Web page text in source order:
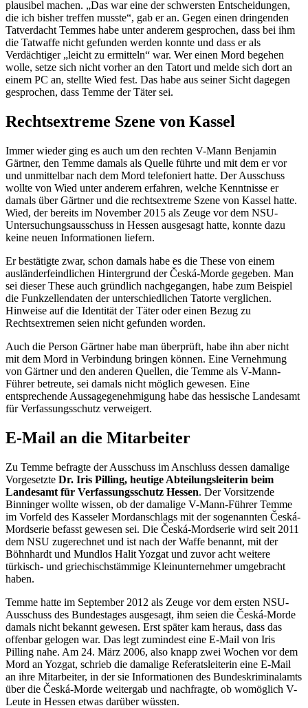
plausibel machen. „Das war eine der schwersten Entscheidungen,
die ich bisher treffen musste“, gab er an. Gegen einen dringenden
Tatverdacht Temmes habe unter anderem gesprochen, dass bei ihm
die Tatwaffe nicht gefunden werden konnte und dass er als
Verdächtiger „leicht zu ermitteln“ war. Wer einen Mord begehen
wolle, setze sich nicht vorher an den Tatort und melde sich dort an
einem PC an, stellte Wied fest. Das habe aus seiner Sicht dagegen
gesprochen, dass Temme der Täter sei.
Rechtsextreme Szene von Kassel
Immer wieder ging es auch um den rechten V-Mann Benjamin
Gärtner, den Temme damals als Quelle führte und mit dem er vor
und unmittelbar nach dem Mord telefoniert hatte. Der Ausschuss
wollte von Wied unter anderem erfahren, welche Kenntnisse er
damals über Gärtner und die rechtsextreme Szene von Kassel hatte.
Wied, der bereits im November 2015 als Zeuge vor dem NSU-
Untersuchungsausschuss in Hessen ausgesagt hatte, konnte dazu
keine neuen Informationen liefern.
Er bestätigte zwar, schon damals habe es die These von einem
ausländerfeindlichen Hintergrund der Česká-Morde gegeben. Man
sei dieser These auch gründlich nachgegangen, habe zum Beispiel
die Funkzellendaten der unterschiedlichen Tatorte verglichen.
Hinweise auf die Identität der Täter oder einen Bezug zu
Rechtsextremen seien nicht gefunden worden.
Auch die Person Gärtner habe man überprüft, habe ihn aber nicht
mit dem Mord in Verbindung bringen können. Eine Vernehmung
von Gärtner und den anderen Quellen, die Temme als V-Mann-
Führer betreute, sei damals nicht möglich gewesen. Eine
entsprechende Aussagegenehmigung habe das hessische Landesamt
für Verfassungsschutz verweigert.
E-Mail an die Mitarbeiter
Zu Temme befragte der Ausschuss im Anschluss dessen damalige
Vorgesetzte Dr. Iris Pilling, heutige Abteilungsleiterin beim
Landesamt für Verfassungsschutz Hessen. Der Vorsitzende
Binninger wollte wissen, ob der damalige V-Mann-Führer Temme
im Vorfeld des Kasseler Mordanschlags mit der sogenannten Česká-
Mordserie befasst gewesen sei. Die Česká-Mordserie wird seit 2011
dem NSU zugerechnet und ist nach der Waffe benannt, mit der
Böhnhardt und Mundlos Halit Yozgat und zuvor acht weitere
türkisch- und griechischstämmige Kleinunternehmer umgebracht
haben.
Temme hatte im September 2012 als Zeuge vor dem ersten NSU-
Ausschuss des Bundestages ausgesagt, ihm seien die Česká-Morde
damals nicht bekannt gewesen. Erst später kam heraus, dass das
offenbar gelogen war. Das legt zumindest eine E-Mail von Iris
Pilling nahe. Am 24. März 2006, also knapp zwei Wochen vor dem
Mord an Yozgat, schrieb die damalige Referatsleiterin eine E-Mail
an ihre Mitarbeiter, in der sie Informationen des Bundeskriminalamts
über die Česká-Morde weitergab und nachfragte, ob womöglich V-
Leute in Hessen etwas darüber wüssten.